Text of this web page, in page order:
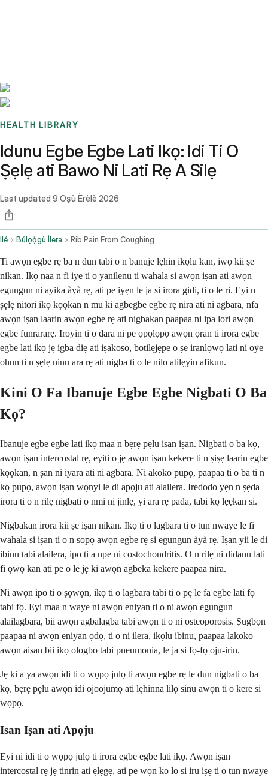
HEALTH LIBRARY
Idunu Egbe Egbe Lati Ikọ: Idi Ti O
Ṣẹlẹ ati Bawo Ni Lati Rẹ A Silẹ
Last updated 9 Oṣù Èrèlè 2026
Ilé Búlọọ̀gù Ìlera Rib Pain From Coughing
Ti awọn egbe rẹ ba n dun tabi o n banuje lẹhin ikọlu kan, iwọ kii ṣe
nikan. Ikọ naa n fi iye ti o yanilenu ti wahala si awọn iṣan ati awọn
egungun ni ayika àyà rẹ, ati pe iyẹn le ja si irora gidi, ti o le ri. Eyi n
ṣẹlẹ nitori ikọ kọọkan n mu ki agbegbe egbe rẹ nira ati ni agbara, nfa
awọn iṣan laarin awọn egbe rẹ ati nigbakan paapaa ni ipa lori awọn
egbe funrararẹ. Iroyin ti o dara ni pe ọpọlọpọ awọn ọran ti irora egbe
egbe lati ikọ jẹ igba diẹ ati iṣakoso, botilẹjẹpe o ṣe iranlọwọ lati ni oye
ohun ti n ṣẹlẹ ninu ara rẹ ati nigba ti o le nilo atilẹyin afikun.
Kini O Fa Ibanuje Egbe Egbe Nigbati O Ba
Kọ?
Ibanuje egbe egbe lati ikọ maa n bẹrẹ pẹlu isan iṣan. Nigbati o ba kọ,
awọn iṣan intercostal rẹ, eyiti o jẹ awọn iṣan kekere ti n ṣiṣẹ laarin egbe
kọọkan, n ṣan ni iyara ati ni agbara. Ni akoko pupọ, paapaa ti o ba ti n
kọ pupọ, awọn iṣan wọnyi le di apọju ati alailera. Iredodo yẹn n ṣẹda
irora ti o n rilẹ nigbati o nmi ni jinlẹ, yi ara rẹ pada, tabi kọ lẹẹkan si.
Nigbakan irora kii ṣe iṣan nikan. Ikọ ti o lagbara ti o tun nwaye le fi
wahala si iṣan ti o n sopọ awọn egbe rẹ si egungun àyà rẹ. Iṣan yii le di
ibinu tabi alailera, ipo ti a npe ni costochondritis. O n rilẹ ni didanu lati
fi ọwọ kan ati pe o le jẹ ki awọn agbeka kekere paapaa nira.
Ni awọn ipo ti o ṣọwọn, ikọ ti o lagbara tabi ti o pẹ le fa egbe lati fọ
tabi fọ. Eyi maa n waye ni awọn eniyan ti o ni awọn egungun
alailagbara, bii awọn agbalagba tabi awọn ti o ni osteoporosis. Ṣugbọn
paapaa ni awọn eniyan ọdọ, ti o ni ilera, ikọlu ibinu, paapaa lakoko
awọn aisan bii ikọ ologbo tabi pneumonia, le ja si fọ-fọ oju-irin.
Jẹ ki a ya awọn idi ti o wọpọ julọ ti awọn egbe rẹ le dun nigbati o ba
kọ, bẹrẹ pẹlu awọn idi ojoojumọ ati lẹhinna lilọ sinu awọn ti o kere si
wọpọ.
Isan Iṣan ati Apọju
Eyi ni idi ti o wọpọ julọ ti irora egbe egbe lati ikọ. Awọn iṣan
intercostal rẹ jẹ tinrin ati ẹlẹgẹ, ati pe wọn ko lo si iru iṣẹ ti o tun nwaye